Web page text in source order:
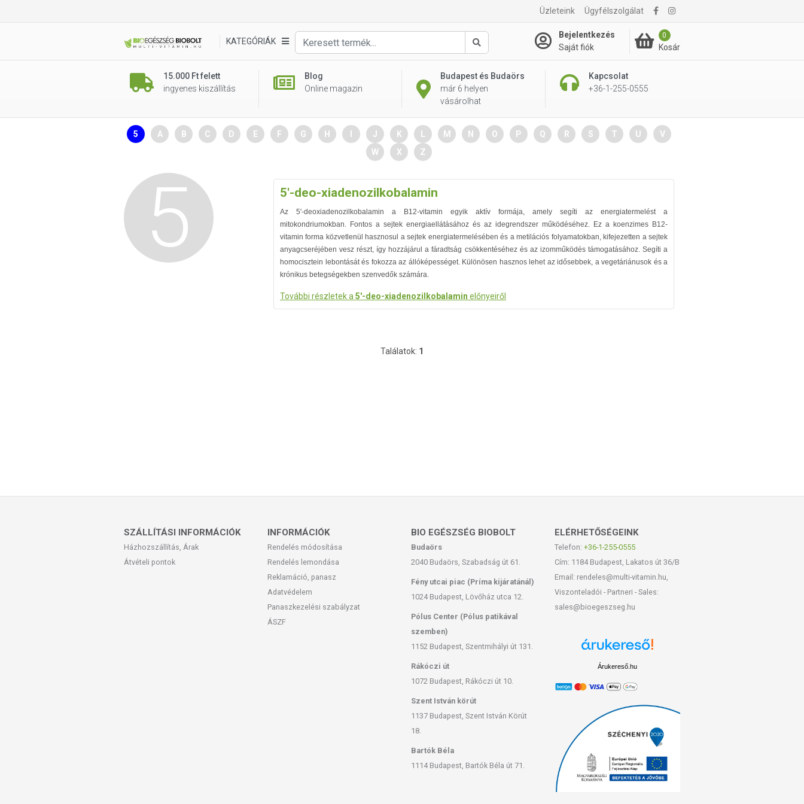
Üzleteink Ügyfélszolgálat
KATEGÓRIÁK
Keresés
Bejelentkezés
Saját fiók
0
Kosár
15.000 Ft felett
ingyenes kiszállítás
Blog
Online magazin
Budapest és Budaörs
már 6 helyen
vásárolhat
Kapcsolat
+36-1-255-0555
5 A B C D E F G H J K M N O P Q R S T U
V
W
X Z
5 5'-deo-xiadenozilkobalamin
Az 5'-deoxiadenozilkobalamin a B12-vitamin egyik aktív formája, amely segíti az energiatermelést a
mitokondriumokban. Fontos a sejtek energiaellátásához és az idegrendszer működéséhez. Ez a koenzimes B12-
vitamin forma közvetlenül hasznosul a sejtek energiatermelésében és a metilációs folyamatokban, kifejezetten a sejtek
anyagcseréjében vesz részt, így hozzájárul a fáradtság csökkentéséhez és az izomműködés támogatásához. Segíti a
homocisztein lebontását és fokozza az állóképességet. Különösen hasznos lehet az idősebbek, a vegetáriánusok és a
krónikus betegségekben szenvedők számára.
További részletek a 5'-deo-xiadenozilkobalamin előnyeiről
Találatok: 1
SZÁLLÍTÁSI INFORMÁCIÓK
Házhozszállítás, Árak
Átvételi pontok
INFORMÁCIÓK
Rendelés módosítása
Rendelés lemondása
Reklamáció, panasz
Adatvédelem
Panaszkezelési szabályzat
ÁSZF
BIO EGÉSZSÉG BIOBOLT
Budaörs
2040 Budaörs, Szabadság út 61.
Fény utcai piac (Príma kijáratánál)
1024 Budapest, Lövőház utca 12.
Pólus Center (Pólus patikával
szemben)
1152 Budapest, Szentmihályi út 131.
Rákóczi út
1072 Budapest, Rákóczi út 10.
Szent István körút
1137 Budapest, Szent István Körút
18.
Bartók Béla
1114 Budapest, Bartók Béla út 71.
ELÉRHETŐSÉGEINK
Telefon: +36-1-255-0555
Cím: 1184 Budapest, Lakatos út 36/B
Email: rendeles@multi-vitamin.hu,
Viszonteladói - Partneri - Sales:
sales@bioegeszseg.hu
Árukereső.hu